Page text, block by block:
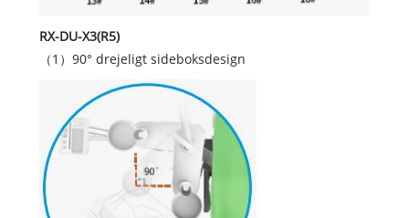
RX-DU-X3(R5)
（1）90° drejeligt sideboksdesign